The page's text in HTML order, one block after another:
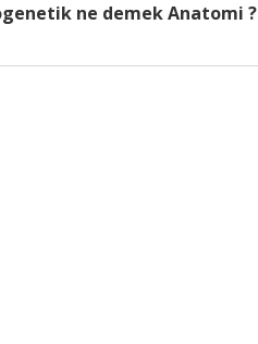
ne demek Anatomi ?